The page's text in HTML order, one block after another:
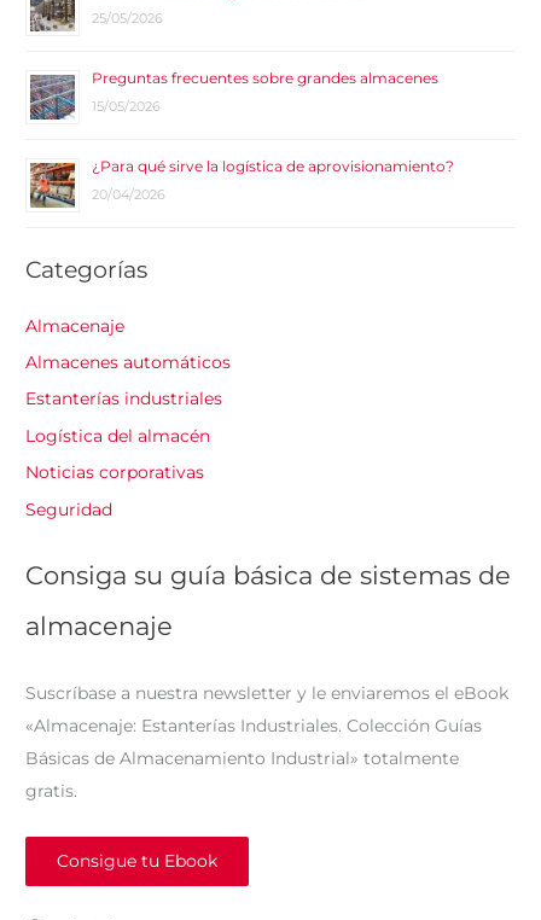
25/05/2026
Preguntas frecuentes sobre grandes almacenes
15/05/2026
¿Para qué sirve la logística de aprovisionamiento?
20/04/2026
Categorías
Almacenaje
Almacenes automáticos
Estanterías industriales
Logística del almacén
Noticias corporativas
Seguridad
Consiga su guía básica de sistemas de
almacenaje
Suscríbase a nuestra newsletter y le enviaremos el eBook
«Almacenaje: Estanterías Industriales. Colección Guías
Básicas de Almacenamiento Industrial» totalmente
gratis.
Consigue tu Ebook